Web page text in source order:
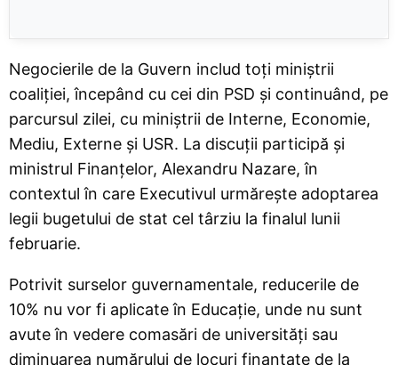
Negocierile de la Guvern includ toți miniștrii
coaliției, începând cu cei din PSD și continuând, pe
parcursul zilei, cu miniștrii de Interne, Economie,
Mediu, Externe și USR. La discuții participă și
ministrul Finanțelor, Alexandru Nazare, în
contextul în care Executivul urmărește adoptarea
legii bugetului de stat cel târziu la finalul lunii
februarie.
Potrivit surselor guvernamentale, reducerile de
10% nu vor fi aplicate în Educație, unde nu sunt
avute în vedere comasări de universități sau
diminuarea numărului de locuri finanțate de la